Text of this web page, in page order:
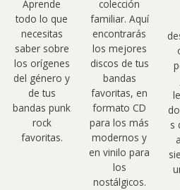
Aprende
todo lo que
necesitas
saber sobre
los orígenes
del género y
de tus
bandas punk
rock
favoritas.
colección
familiar. Aquí
encontrarás
los mejores
discos de tus
bandas
favoritas, en
formato CD
para los más
modernos y
en vinilo para
los
nostálgicos.
s